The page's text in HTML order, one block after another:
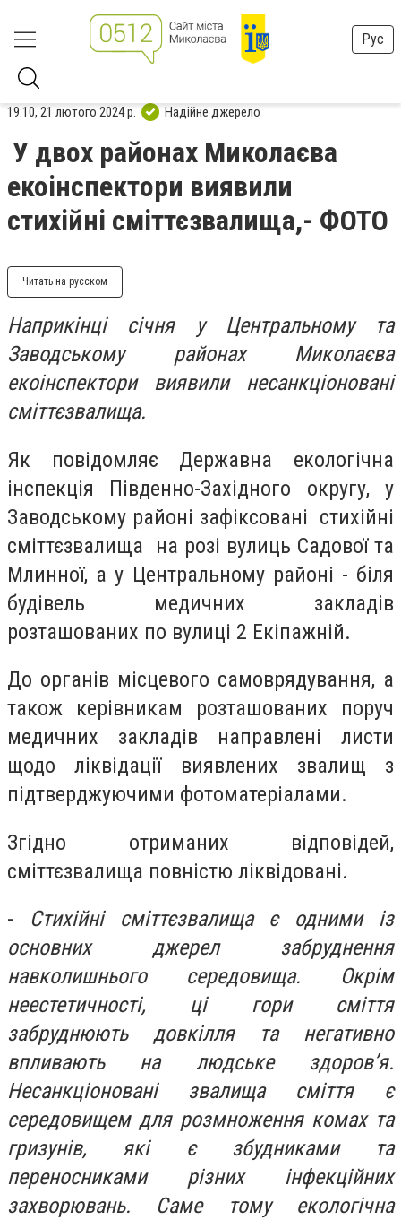
Рус
19:10, 21 лютого 2024 р. Надійне джерело
У двох районах Миколаєва
екоінспектори виявили
стихійні сміттєзвалища,- ФОТО
Читать на русском
Наприкінці січня у Центральному та
Заводському районах Миколаєва
екоінспектори виявили несанкціоновані
сміттєзвалища.
Як повідомляє Державна екологічна
інспекція Південно-Західного округу, у
Заводському районі зафіксовані стихійні
сміттєзвалища на розі вулиць Садової та
Млинної, а у Центральному районі - біля
будівель медичних закладів
розташованих по вулиці 2 Екіпажній.
До органів місцевого самоврядування, а
також керівникам розташованих поруч
медичних закладів направлені листи
щодо ліквідації виявлених звалищ з
підтверджуючими фотоматеріалами.
Згідно отриманих відповідей,
сміттєзвалища повністю ліквідовані.
- Стихійні сміттєзвалища є одними із
основних джерел забруднення
навколишнього середовища. Окрім
неестетичності, ці гори сміття
забруднюють довкілля та негативно
впливають на людське здоров’я.
Несанкціоновані звалища сміття є
середовищем для розмноження комах та
гризунів, які є збудниками та
переносниками різних інфекційних
захворювань. Саме тому екологічна